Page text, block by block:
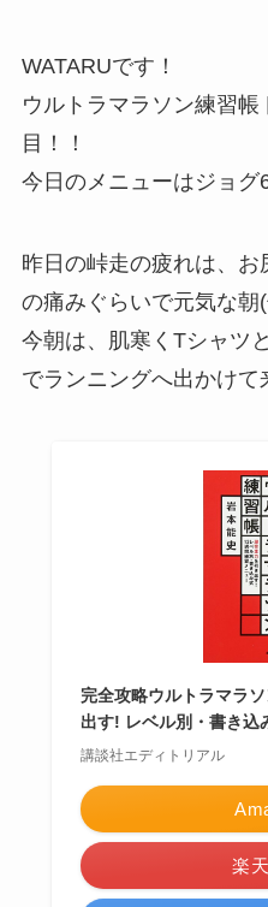
WATARUです！
ウルトラマラソン練習帳
目！！
今日のメニューはジョグ
昨日の峠走の疲れは、お
の痛みぐらいで元気な朝
今朝は、肌寒くTシャツ
でランニングへ出かけて
完全攻略ウルトラマラ
出す! レベル別・書き込
講談社エディトリアル
楽